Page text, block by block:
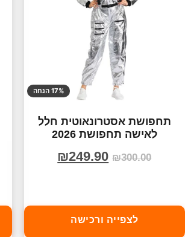
17% הנחה
תחפושת אסטרונאוטית חלל
לאישה תחפושת 2026
₪300.00
₪249.90
לצפייה ורכישה